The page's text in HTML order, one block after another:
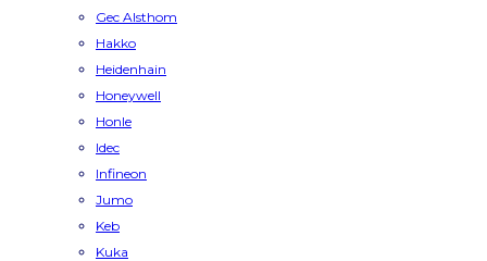
Gec Alsthom
Hakko
Heidenhain
Honeywell
Honle
Idec
Infineon
Jumo
Keb
Kuka